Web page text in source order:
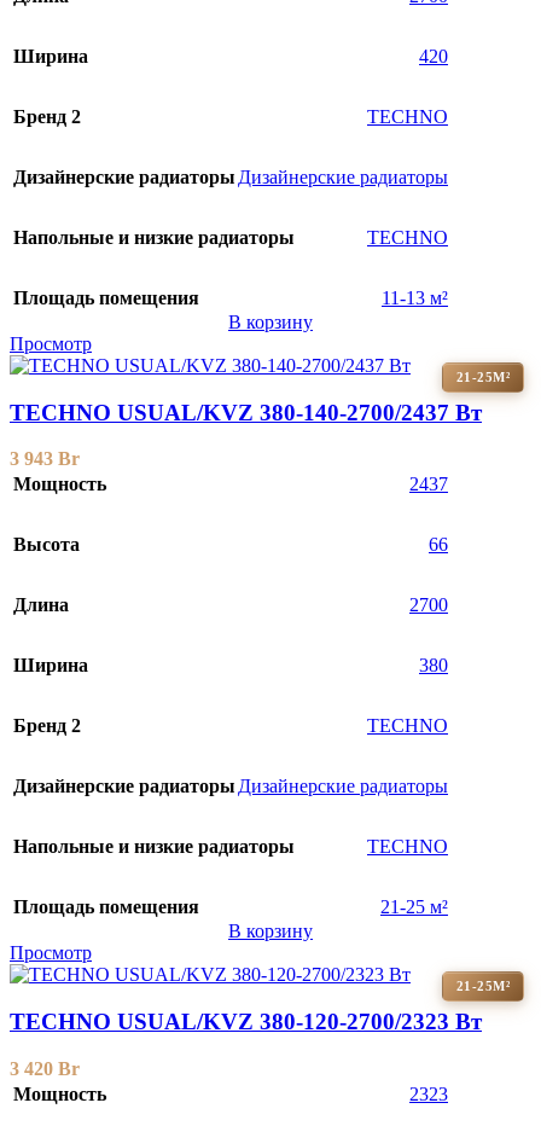
Ширина 420
Бренд 2 TECHNO
Дизайнерские радиаторы Дизайнерские радиаторы
Напольные и низкие радиаторы TECHNO
Площадь помещения
11-13 м²
В корзину
Просмотр
21-25М²
TECHNO USUAL/KVZ 380-140-2700/2437 Вт
3 943 Br
Мощность
2437
Высота 66
Длина 2700
Ширина 380
Бренд 2 TECHNO
Дизайнерские радиаторы Дизайнерские радиаторы
Напольные и низкие радиаторы TECHNO
Площадь помещения
21-25 м²
В корзину
Просмотр
21-25М²
TECHNO USUAL/KVZ 380-120-2700/2323 Вт
3 420 Br
Мощность
2323